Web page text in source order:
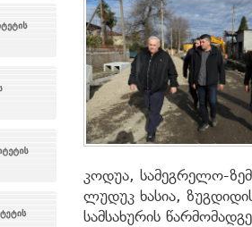
კოდუა, სამეგრელო-
ლუდუკ ხასია,
სამსახურის